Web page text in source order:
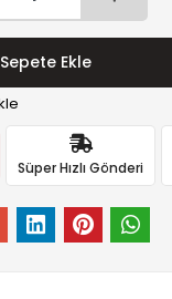
Sepete Ekle
Süper Hızlı Gönderi